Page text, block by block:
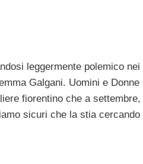
leggermente polemico
Galgani. Uomini e Donne
fiorentino che a
sicuri che la stia cercando